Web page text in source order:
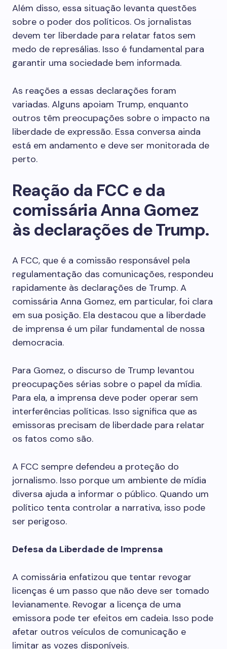
Além disso, essa situação levanta questões
sobre o poder dos políticos. Os jornalistas
devem ter liberdade para relatar fatos sem
medo de represálias. Isso é fundamental para
garantir uma sociedade bem informada.
As reações a essas declarações foram
variadas. Alguns apoiam Trump, enquanto
outros têm preocupações sobre o impacto na
liberdade de expressão. Essa conversa ainda
está em andamento e deve ser monitorada de
perto.
Reação da FCC e da
comissária Anna Gomez
às declarações de Trump.
A FCC, que é a comissão responsável pela
regulamentação das comunicações, respondeu
rapidamente às declarações de Trump. A
comissária Anna Gomez, em particular, foi clara
em sua posição. Ela destacou que a liberdade
de imprensa é um pilar fundamental de nossa
democracia.
Para Gomez, o discurso de Trump levantou
preocupações sérias sobre o papel da mídia.
Para ela, a imprensa deve poder operar sem
interferências políticas. Isso significa que as
emissoras precisam de liberdade para relatar
os fatos como são.
A FCC sempre defendeu a proteção do
jornalismo. Isso porque um ambiente de mídia
diversa ajuda a informar o público. Quando um
político tenta controlar a narrativa, isso pode
ser perigoso.
Defesa da Liberdade de Imprensa
A comissária enfatizou que tentar revogar
licenças é um passo que não deve ser tomado
levianamente. Revogar a licença de uma
emissora pode ter efeitos em cadeia. Isso pode
afetar outros veículos de comunicação e
limitar as vozes disponíveis.